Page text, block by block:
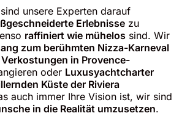
sind unsere Experten darauf
Erlebnisse zu
raffiniert wie mühelos sind. Wir
zum berühmten Nizza-Karneval
in Provence-
oder Luxusyachtcharter
Küste der Riviera
auch immer Ihre Vision ist, wir sind
in die Realität umzusetzen.